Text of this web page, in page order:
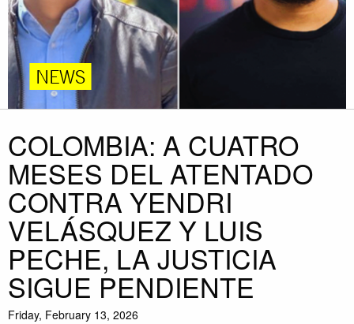
NEWS
COLOMBIA: A CUATRO
MESES DEL ATENTADO
CONTRA YENDRI
VELÁSQUEZ Y LUIS
PECHE, LA JUSTICIA
SIGUE PENDIENTE
Friday, February 13, 2026